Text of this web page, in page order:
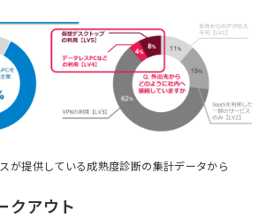
が提供している成熟度診断の集計データから
クアウト